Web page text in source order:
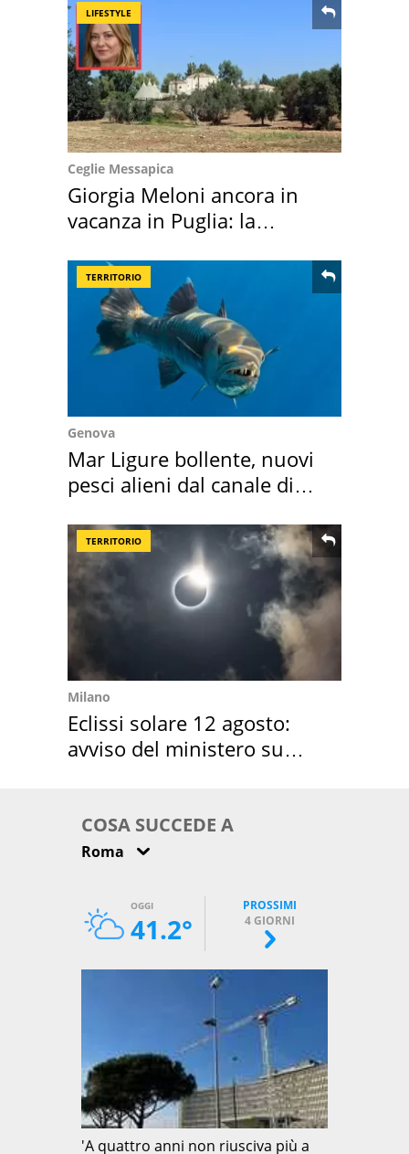
LIFESTYLE
Ceglie Messapica
Giorgia Meloni ancora in
vacanza in Puglia: la
TERRITORIO
Genova
Mar Ligure bollente, nuovi
pesci alieni dal canale di
TERRITORIO
Milano
Eclissi solare 12 agosto:
avviso del ministero su